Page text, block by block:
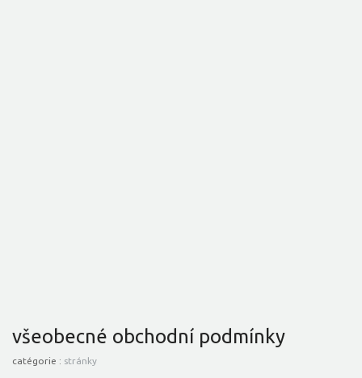
všeobecné obchodní podmínky
catégorie : stránky